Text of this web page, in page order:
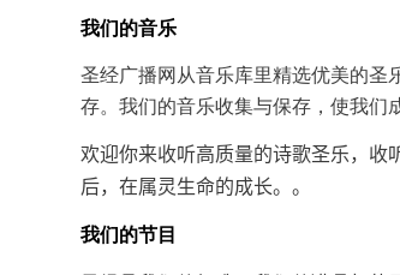
我们的音乐
圣经广播网从音乐库里精选优美的圣
存。我们的音乐收集与保存，使我们
欢迎你来收听高质量的诗歌圣乐，收
后，在属灵生命的成长。 。
我们的节目